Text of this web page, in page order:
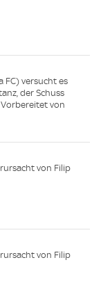
FC) versucht es
der Schuss
von
von Filip
von Filip